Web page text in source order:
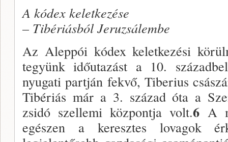
A kódex keletkezése
– Tibériásból Jeruzsálembe
Az Aleppói kódex keletkezési
tegyünk időutazást a 10.
nyugati partján fekvő, Tiberius
Tibériás már a 3. század óta a
zsidó szellemi központja volt.6 A
egészen a keresztes lovagok